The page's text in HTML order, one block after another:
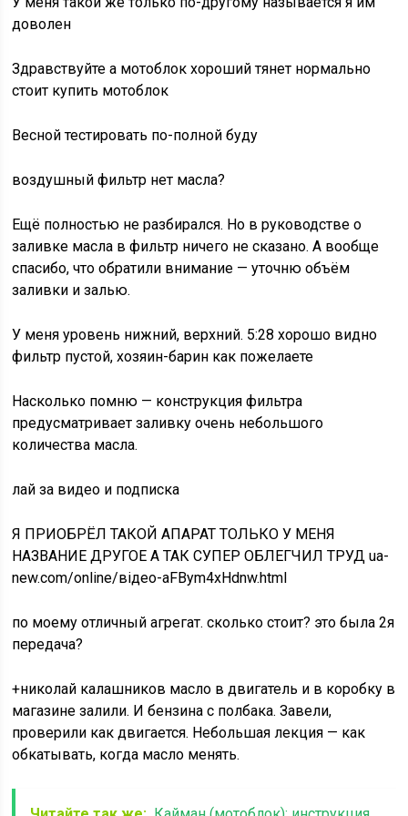
доволен
Здравствуйте а мотоблок хороший тянет нормально
стоит купить мотоблок
Весной тестировать по-полной буду
воздушный фильтр нет масла?
Ещё полностью не разбирался. Но в руководстве о
заливке масла в фильтр ничего не сказано. А вообще
спасибо, что обратили внимание — уточню объём
заливки и залью.
У меня уровень нижний, верхний. 5:28 хорошо видно
фильтр пустой, хозяин-барин как пожелаете
Насколько помню — конструкция фильтра
предусматривает заливку очень небольшого
количества масла.
лай за видео и подписка
Я ПРИОБРЁЛ ТАКОЙ АПАРАТ ТОЛЬКО У МЕНЯ
НАЗВАНИЕ ДРУГОЕ А ТАК СУПЕР ОБЛЕГЧИЛ ТРУД ua-
new.com/online/відео-aFBym4xHdnw.html
по моему отличный агрегат. сколько стоит? это была 2я
передача?
+николай калашников масло в двигатель и в коробку в
магазине залили. И бензина с полбака. Завели,
проверили как двигается. Небольшая лекция — как
обкатывать, когда масло менять.